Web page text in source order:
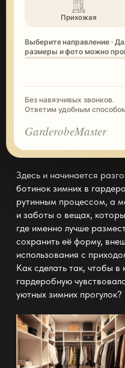
Прихожая
Выберите направление · Дальше 5 коротких вопросов ·
размеры и фото можно
Без навязчивых звонков.
Ответим удобным
GarderobeMaster
Здесь и начинается
ботинок зимних в
рутинным процессом, а
и заботы о вещах,
где именно лучше
сохранить её форму,
использования с
Как сделать так, чтобы в
гардеробную
уютных зимних